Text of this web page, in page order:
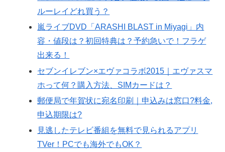
ルーレイどれ買う？
嵐ライブDVD「ARASHI BLAST in Miyagi」内
容・値段は？初回特典は？予約急いで！フラゲ
出来る！
セブンイレブン×エヴァコラボ2015｜エヴァスマ
ホって何？購入方法、SIMカードは？
郵便局で年賀状に宛名印刷｜申込みは窓口?料金,
申込期限は?
見逃したテレビ番組を無料で見られるアプリ
TVer！PCでも海外でもOK？